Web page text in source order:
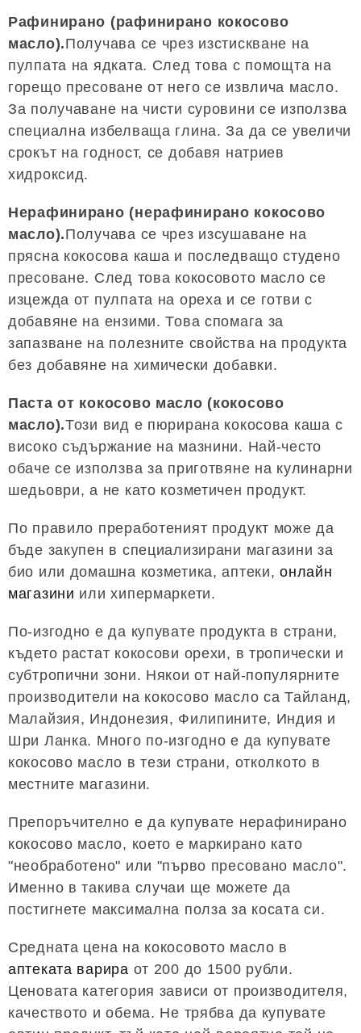
Рафинирано (рафинирано кокосово
масло).Получава се чрез изстискване на
пулпата на ядката. След това с помощта на
горещо пресоване от него се извлича масло.
За получаване на чисти суровини се използва
специална избелваща глина. За да се увеличи
срокът на годност, се добавя натриев
хидроксид.
Нерафинирано (нерафинирано кокосово
масло).Получава се чрез изсушаване на
прясна кокосова каша и последващо студено
пресоване. След това кокосовото масло се
изцежда от пулпата на ореха и се готви с
добавяне на ензими. Това спомага за
запазване на полезните свойства на продукта
без добавяне на химически добавки.
Паста от кокосово масло (кокосово
масло).Този вид е пюрирана кокосова каша с
високо съдържание на мазнини. Най-често
обаче се използва за приготвяне на кулинарни
шедьоври, а не като козметичен продукт.
По правило преработеният продукт може да
бъде закупен в специализирани магазини за
био или домашна козметика, аптеки,онлайн
магазини или хипермаркети.
По-изгодно е да купувате продукта в страни,
където растат кокосови орехи, в тропически и
субтропични зони. Някои от най-популярните
производители на кокосово масло са Тайланд,
Малайзия, Индонезия, Филипините, Индия и
Шри Ланка. Много по-изгодно е да купувате
кокосово масло в тези страни, отколкото в
местните магазини.
Препоръчително е да купувате нерафинирано
кокосово масло, което е маркирано като
"необработено" или "първо пресовано масло".
Именно в такива случаи ще можете да
постигнете максимална полза за косата си.
Средната цена на кокосовото масло в
аптеката варира от 200 до 1500 рубли.
Ценовата категория зависи от производителя,
качеството и обема. Не трябва да купувате